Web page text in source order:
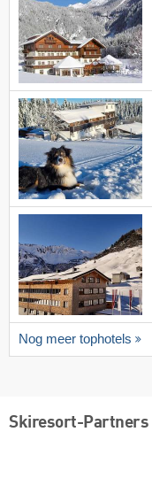
Nog meer tophotels
Skiresort-Partners